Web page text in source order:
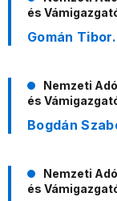
és
Gomán
Nemzeti
és
Bogdán
Nemzeti
és